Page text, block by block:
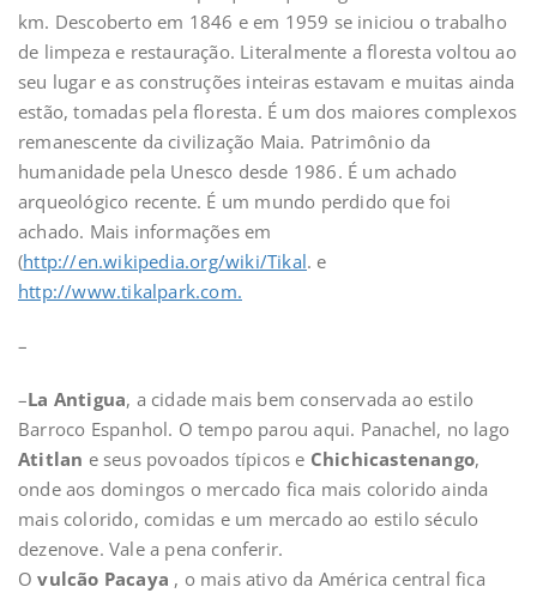
km. Descoberto em 1846 e em 1959 se iniciou o trabalho
de limpeza e restauração. Literalmente a floresta voltou ao
seu lugar e as construções inteiras estavam e muitas ainda
estão, tomadas pela floresta. É um dos maiores complexos
remanescente da civilização Maia. Patrimônio da
humanidade pela Unesco desde 1986. É um achado
arqueológico recente. É um mundo perdido que foi
achado. Mais informações em
(http://en.wikipedia.org/wiki/Tikal. e
http://www.tikalpark.com.
–
–La Antigua, a cidade mais bem conservada ao estilo
Barroco Espanhol. O tempo parou aqui. Panachel, no lago
Atitlan e seus povoados típicos e Chichicastenango,
onde aos domingos o mercado fica mais colorido ainda
mais colorido, comidas e um mercado ao estilo século
dezenove. Vale a pena conferir.
O vulcão Pacaya , o mais ativo da América central fica